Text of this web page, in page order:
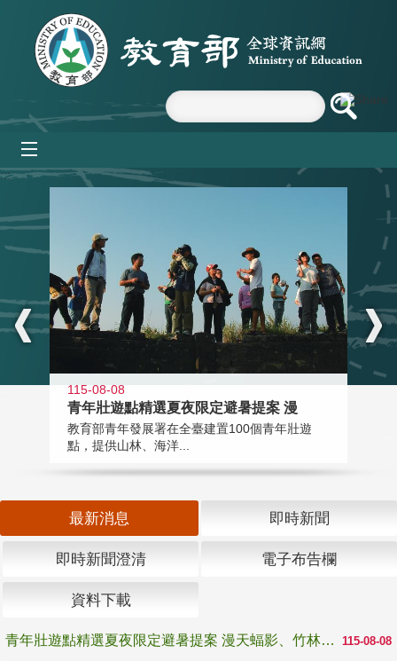
跳到主要內容區塊
:::
115-08-08
青年壯遊點精選夏夜限定避暑提案 漫
教育部青年發展署在全臺建置100個青年壯遊
點，提供山林、海洋...
最新消息 即時新聞
即時新聞澄清 電子布告欄
資料下載
115-08-08
青年壯遊點精選夏夜限定避暑提案 漫天蝠影、竹林尋蛙、茶香夜觀 邀青年暮色出發